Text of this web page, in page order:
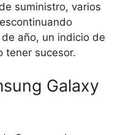
suministro, varios
año, un indicio de
tener sucesor.
Galaxy